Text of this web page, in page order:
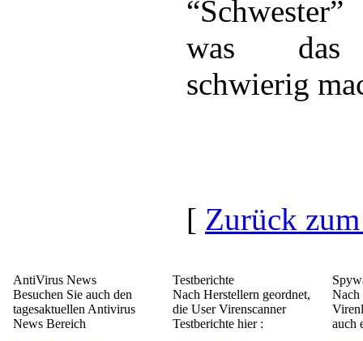
was das
schwierig
[ Zurück
AntiVirus News
Besuchen Sie auch den
tagesaktuellen Antivirus
News Bereich
Testberichte
Nach Herstellern geordnet,
die User Virenscanner
Testberichte hier :
Nach
auch